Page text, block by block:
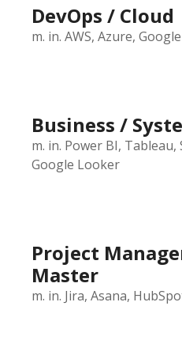
DevOps / Cloud
m. in. AWS, Azure,
Business /
m. in. Power BI, Tableau,
Google Looker
Project
Master
m. in. Jira, Asana,